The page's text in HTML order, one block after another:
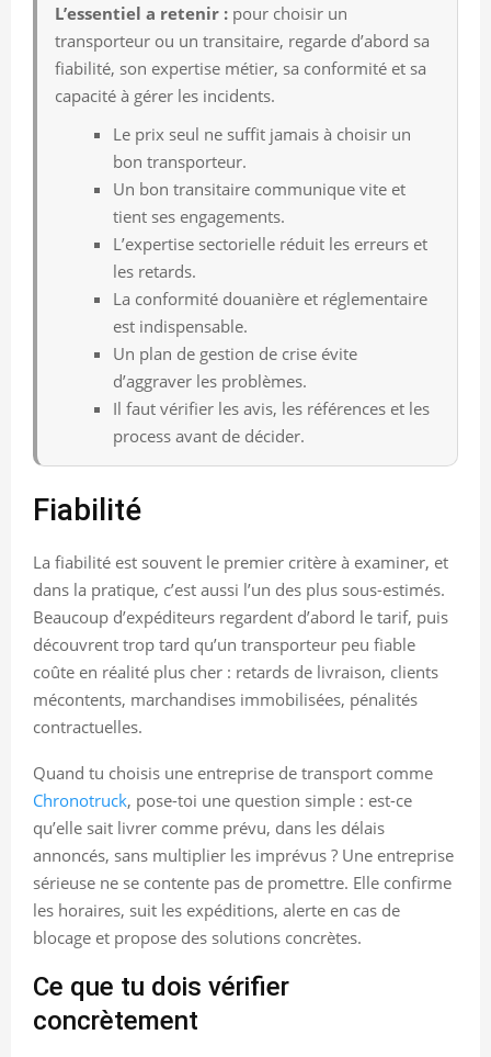
L’essentiel a retenir : pour choisir un
transporteur ou un transitaire, regarde d’abord sa
fiabilité, son expertise métier, sa conformité et sa
capacité à gérer les incidents.
Le prix seul ne suffit jamais à choisir un
bon transporteur.
Un bon transitaire communique vite et
tient ses engagements.
L’expertise sectorielle réduit les erreurs et
les retards.
La conformité douanière et réglementaire
est indispensable.
Un plan de gestion de crise évite
d’aggraver les problèmes.
Il faut vérifier les avis, les références et les
process avant de décider.
Fiabilité
La fiabilité est souvent le premier critère à examiner, et
dans la pratique, c’est aussi l’un des plus sous-estimés.
Beaucoup d’expéditeurs regardent d’abord le tarif, puis
découvrent trop tard qu’un transporteur peu fiable
coûte en réalité plus cher : retards de livraison, clients
mécontents, marchandises immobilisées, pénalités
contractuelles.
Quand tu choisis une entreprise de transport comme
Chronotruck, pose-toi une question simple : est-ce
qu’elle sait livrer comme prévu, dans les délais
annoncés, sans multiplier les imprévus ? Une entreprise
sérieuse ne se contente pas de promettre. Elle confirme
les horaires, suit les expéditions, alerte en cas de
blocage et propose des solutions concrètes.
Ce que tu dois vérifier
concrètement